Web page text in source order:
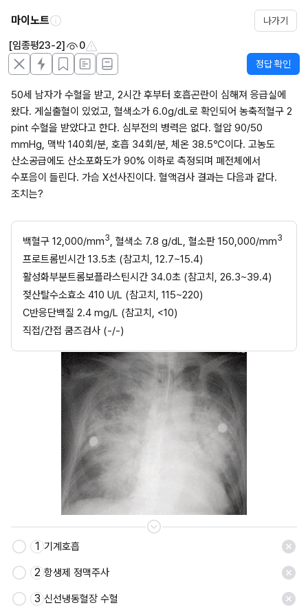
마이노트 나가기
[임종평23-2] 0
정답 확인
50세 남자가 수혈을 받고, 2시간 후부터 호흡곤란이 심해져 응급실에
왔다. 게실출혈이 있었고, 혈색소가 6.0g/dL로 확인되어 농축적혈구 2
pint 수혈을 받았다고 한다. 심부전의 병력은 없다. 혈압 90/50
mmHg, 맥박 140회/분, 호흡 34회/분, 체온 38.5℃이다. 고농도
산소공급에도 산소포화도가 90% 이하로 측정되며 폐전체에서
수포음이 들린다. 가슴 X선사진이다. 혈액검사 결과는 다음과 같다.
조치는?
백혈구 12,000/mm3, 혈색소 7.8 g/dL, 혈소판 150,000/mm3
프로트롬빈시간 13.5초 (참고치, 12.7~15.4)
활성화부분트롬보플라스틴시간 34.0초 (참고치, 26.3~39.4)
젖산탈수소효소 410 U/L (참고치, 115~220)
C반응단백질 2.4 mg/L (참고치, <10)
직접/간접 쿰즈검사 (-/-)
1 기계호흡
2 항생제 정맥주사
3 신선냉동혈장 수혈